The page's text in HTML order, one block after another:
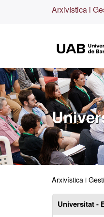
Arxivística i
Arxivística i
Universitat -